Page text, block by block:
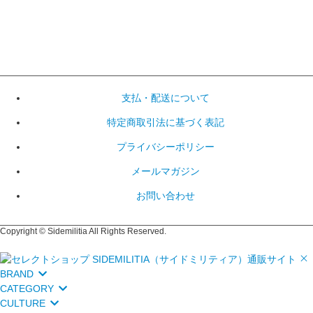
支払・配送について
特定商取引法に基づく表記
プライバシーポリシー
メールマガジン
お問い合わせ
Copyright © Sidemilitia All Rights Reserved.
BRAND
CATEGORY
CULTURE